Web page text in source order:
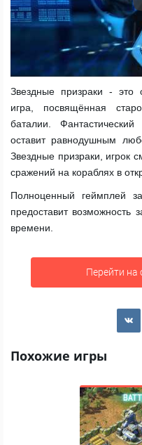
Звездные призраки - это
игра, посвящённая
баталии.
оставит равнодушным
Звездные призраки, игрок
сражений на кораблях в
Полноценный геймплей
предоставит возможность
времени.
Перейти
Похожие игры